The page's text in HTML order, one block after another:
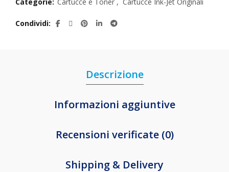
Condividi
Descrizione
Informazioni aggiuntive
Recensioni verificate (0)
Shipping & Delivery